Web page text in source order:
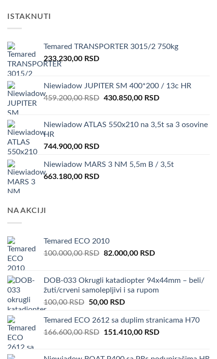
ISTAKNUTI
Temared TRANSPORTER 3015/2 750kg
233.230,00 RSD
Niewiadow JUPITER SM 400*200 / 13c HR
459.200,00RSD Original
459.200,00 RSD.
430.850,00 RSDCurrent
430.850,00 RSD.
Niewiadow ATLAS 550x210 na 3,5t sa 3 osovine
HR
744.900,00 RSD
Niewiadow MARS 3 NM 5,5m B / 3,5t
663.180,00 RSD
NA AKCIJI
Temared ECO 2010
100.000,00RSD Original
100.000,00 RSD.
82.000,00 RSDCurrent
82.000,00 RSD.
DOB-033 Okrugli katadiopter 94x44mm – beli/
žuti/crveni samolepljivi i sa rupom
100,00RSD
Original
was:
100,00 RSD.
50,00 RSDCurrent
is:
50,00 RSD.
Temared ECO 2612 sa duplim stranicama H70
166.600,00RSD
Original
151.410,00 RSDCurrent